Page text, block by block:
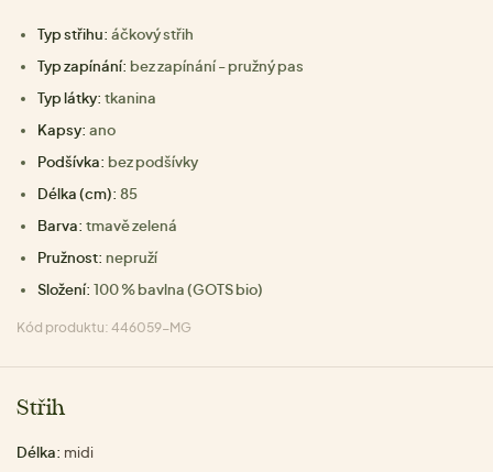
Typ střihu: áčkový střih
Typ zapínání: bez zapínání - pružný pas
Typ látky: tkanina
Kapsy: ano
Podšívka: bez podšívky
Délka (cm): 85
Barva: tmavě zelená
Pružnost: nepruží
Složení: 100 % bavlna (GOTS bio)
Kód produktu: 446059-MG
Střih
Délka: midi